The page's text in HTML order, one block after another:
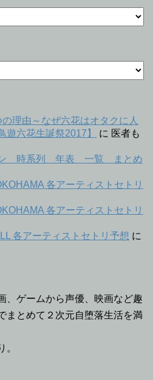
理由～なぜ六花はオタクに人
遊六花生誕祭2017】
に 医者も
ン 時系列 年表 一覧 まとめ
各アーティストセトリ
各アーティストセトリ
各アーティストセトリ予想 に
、ゲームから声優、映画など趣
まとめて２次元自堕落生活を満
。